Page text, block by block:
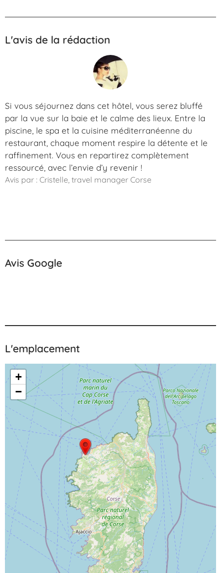
L'avis de la rédaction
Si vous séjournez dans cet hôtel, vous serez bluffé
par la vue sur la baie et le calme des lieux. Entre la
piscine, le spa et la cuisine méditerranéenne du
restaurant, chaque moment respire la détente et le
raffinement. Vous en repartirez complètement
ressourcé, avec l’envie d’y revenir !
Avis par : Cristelle, travel manager Corse
Avis Google
L'emplacement
+
−